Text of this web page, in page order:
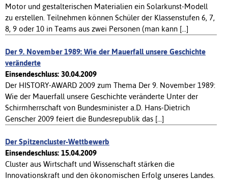
Motor und gestalterischen Materialien ein Solarkunst-Modell
zu erstellen. Teilnehmen können Schüler der Klassenstufen 6, 7,
8, 9 oder 10 in Teams aus zwei Personen (man kann [...]
Der 9. November 1989: Wie der Mauerfall unsere Geschichte
veränderte
Einsendeschluss: 30.04.2009
Der HISTORY-AWARD 2009 zum Thema Der 9. November 1989:
Wie der Mauerfall unsere Geschichte veränderte Unter der
Schirmherrschaft von Bundesminister a.D. Hans-Dietrich
Genscher 2009 feiert die Bundesrepublik das [...]
Der Spitzencluster-Wettbewerb
Einsendeschluss: 15.04.2009
Cluster aus Wirtschaft und Wissenschaft stärken die
Innovationskraft und den ökonomischen Erfolg unseres Landes.